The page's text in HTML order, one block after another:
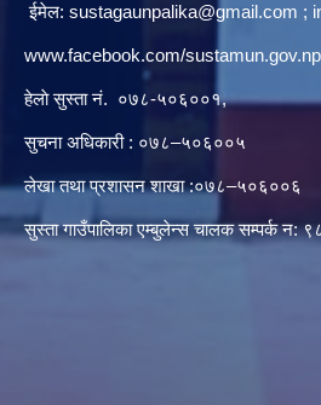
ईमेल: sustagaunpalika@gmail.com ;
www.facebook.com/sustamun.gov.np
हेलाे सुस्ता नं. ०७८-५०६००१,
सुचना अधिकारी : ०७८–५०६००५
लेखा तथा प्रशासन शाखा :०७८–५०६००६
सुस्ता गाउँपालिका एम्बुलेन्स चालक सम्पर्क